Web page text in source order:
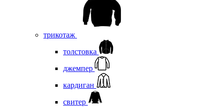
трикотаж
толстовка
джемпер
кардиган
свитер